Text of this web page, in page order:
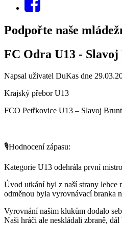
Podpořte naše
FC Odra U13 -
Napsal uživatel DuKas dne
Krajský přebor U13
FCO Petřkovice U13 – Slavoj
🎙️Hodnocení zápasu:
Kategorie U13 odehrála první
Úvod utkání byl z naší strany lehce
odměnou byla vyrovnávací branka
Vyrovnání našim klukům dodalo
Naši hráči ale neskládali zbraně,